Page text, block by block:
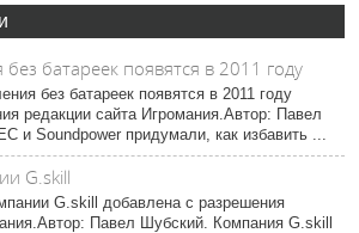
батареек появятся в 2011 году
без батареек появятся в 2011 году
редакции сайта Игромания.Автор: Павел
и Soundpower придумали, как избавить ...
G.skill
G.skill добавлена с разрешения
Павел Шубский. Компания G.skill